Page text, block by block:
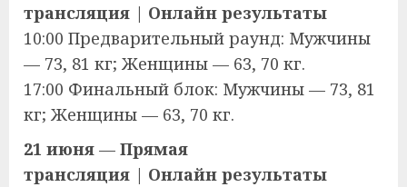
трансляция | Онлайн результаты
10:00 Предварительный раунд: Мужчины
— 73, 81 кг; Женщины — 63, 70 кг.
17:00 Финальный блок: Мужчины — 73, 81
кг; Женщины — 63, 70 кг.
21 июня — Прямая
трансляция | Онлайн результаты